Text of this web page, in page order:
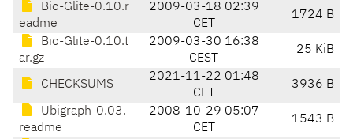
Bio-Glite-0.10.r
eadme
2009-03-18 02:39
CET
1724 B
Bio-Glite-0.10.t
ar.gz
2009-03-30 16:38
CEST
25 KiB
CHECKSUMS
2021-11-22 01:48
CET
3936 B
Ubigraph-0.03.
readme
2008-10-29 05:07
CET
1543 B